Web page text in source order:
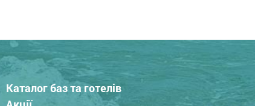
Каталог баз та готелів